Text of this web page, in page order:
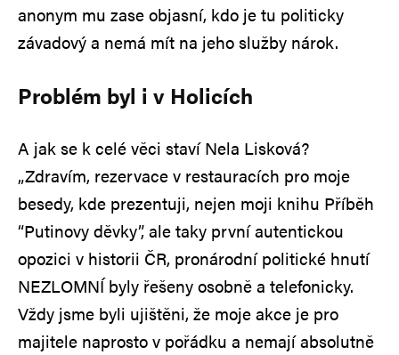
anonym mu zase objasní, kdo je tu politicky
závadový a nemá mít na jeho služby nárok.
Problém byl i v Holicích
A jak se k celé věci staví Nela Lisková?
„Zdravím, rezervace v restauracích pro moje
besedy, kde prezentuji, nejen moji knihu Příběh
“Putinovy děvky”, ale taky první autentickou
opozici v historii ČR, pronárodní politické hnutí
NEZLOMNÍ byly řešeny osobně a telefonicky.
Vždy jsme byli ujištěni, že moje akce je pro
majitele naprosto v pořádku a nemají absolutně